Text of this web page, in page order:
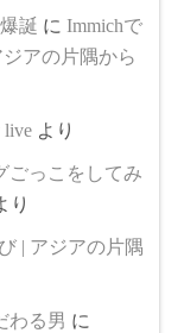
誕 に Immichで
アの片隅から
live より
ごっこをしてみ
り
| アジアの片隅
わる男 に